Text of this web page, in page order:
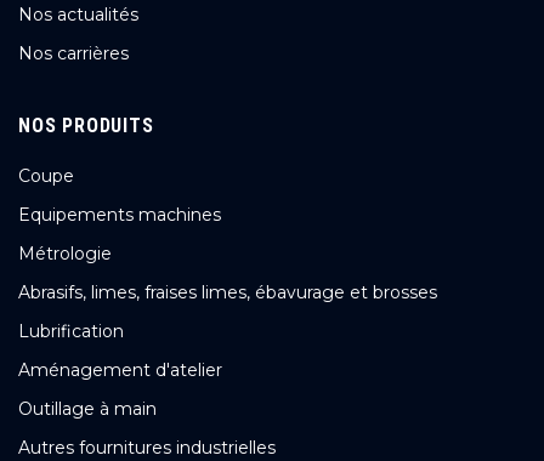
Nos actualités
Nos carrières
NOS PRODUITS
Coupe
Equipements machines
Métrologie
Abrasifs, limes, fraises limes, ébavurage et brosses
Lubrification
Aménagement d'atelier
Outillage à main
Autres fournitures industrielles